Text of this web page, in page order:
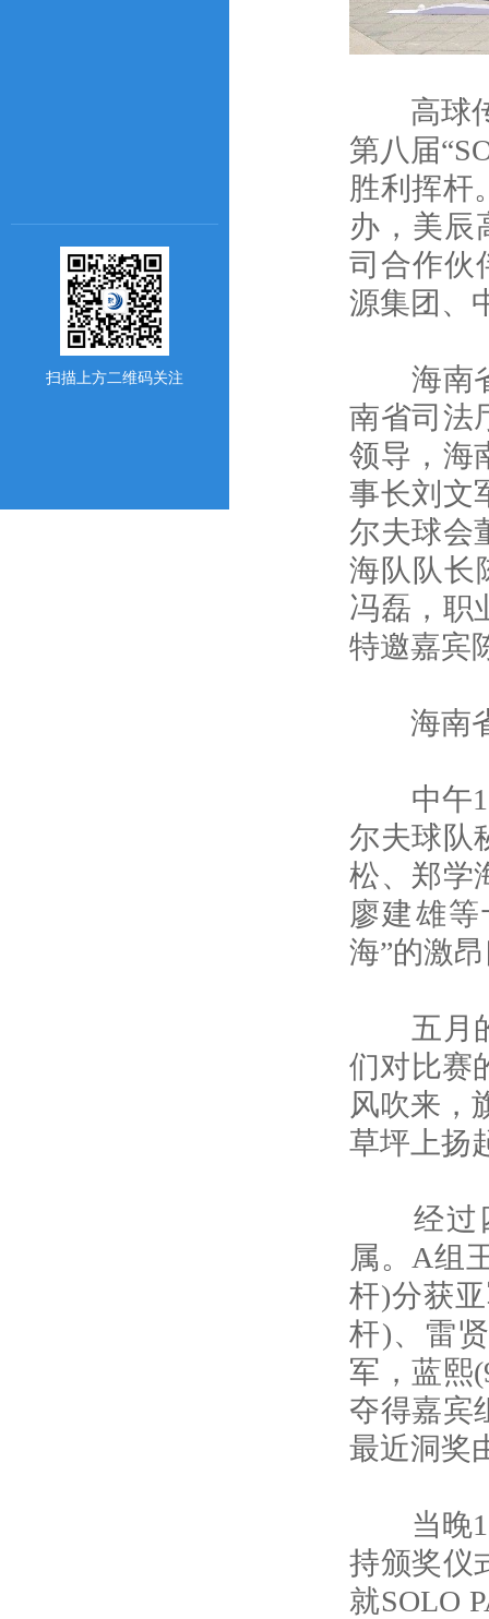
扫描上方二维码关注
高球传
第八届
胜利挥杆
办，美辰
司合作伙
源集团、
海南省
南省司法
领导，海
事长刘文
尔夫球会
海队队长
冯磊，职
特邀嘉宾
海南省
中午
尔夫球队
松、郑学
廖建雄
海”的激
五月的
们对比赛
风吹来，
草坪上扬
经过四
属。A组
杆)分获
杆)、雷
军，蓝熙
夺得嘉宾
最近洞奖
当晚
持颁奖仪
就SOLO